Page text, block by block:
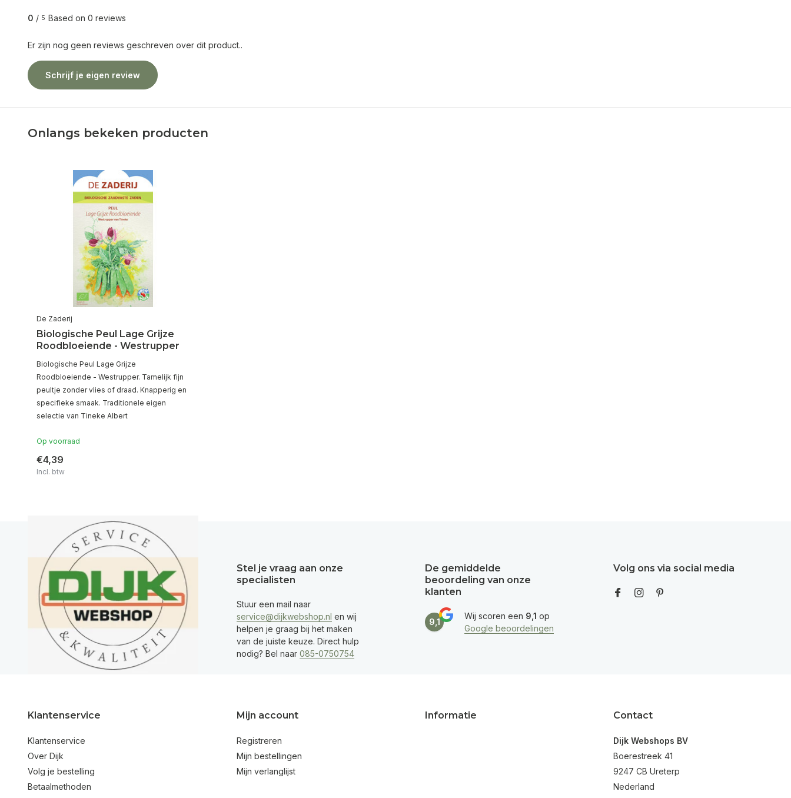
0 / 5 Based on 0 reviews
Er zijn nog geen reviews geschreven over dit product..
Schrijf je eigen review
Onlangs bekeken producten
De Zaderij
Biologische Peul Lage Grijze
Roodbloeiende - Westrupper
Biologische Peul Lage Grijze
Roodbloeiende - Westrupper. Tamelijk fijn
peultje zonder vlies of draad. Knapperig en
specifieke smaak. Traditionele eigen
selectie van Tineke Albert
Op voorraad
€4,39
Incl. btw
Stel je vraag aan onze
specialisten
Stuur een mail naar
service@dijkwebshop.nl en wij
helpen je graag bij het maken
van de juiste keuze. Direct hulp
nodig? Bel naar 085-0750754
De gemiddelde
beoordeling van onze
klanten
9,1
Wij scoren een 9,1 op
Google beoordelingen
Volg ons via social media
Klantenservice
Klantenservice
Over Dijk
Volg je bestelling
Betaalmethoden
Mijn account
Registreren
Mijn bestellingen
Mijn verlanglijst
Informatie Contact
Dijk Webshops BV
Boerestreek 41
9247 CB Ureterp
Nederland